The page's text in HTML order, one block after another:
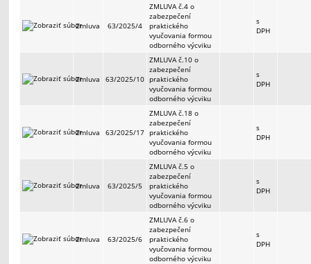
Zmluva 63/2025/4
ZMLUVA č.4 o
zabezpečení
praktického
vyučovania formou
odborného výcviku
s
DPH
Zmluva 63/2025/10
ZMLUVA č.10 o
zabezpečení
praktického
vyučovania formou
odborného výcviku
s
DPH
Zmluva 63/2025/17
ZMLUVA č.18 o
zabezpečení
praktického
vyučovania formou
odborného výcviku
s
DPH
Zmluva 63/2025/5
ZMLUVA č.5 o
zabezpečení
praktického
vyučovania formou
odborného výcviku
s
DPH
Zmluva 63/2025/6
ZMLUVA č.6 o
zabezpečení
praktického
vyučovania formou
odborného výcviku
s
DPH